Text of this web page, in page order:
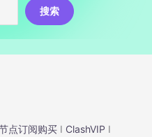
搜索
点订阅购买 I ClashVIP I